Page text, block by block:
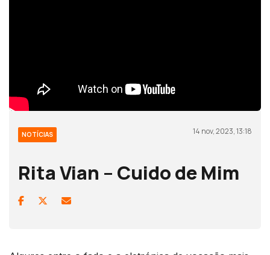
NOTÍCIAS 14 nov, 2023, 13:18
Rita Vian – Cuido de Mim